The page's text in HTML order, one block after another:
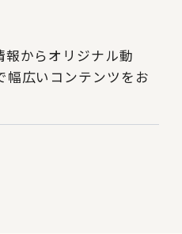
報からオリジナル動
幅広いコンテンツをお